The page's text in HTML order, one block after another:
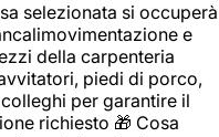
selezionata si occuperà
e
della carpenteria
piedi di porco,
per garantire il
richiesto 🎁 Cosa